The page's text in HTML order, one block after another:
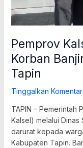
Pemprov
Korban
Tapin
Tinggalkan Komentar
TAPIN – Pemerintah
Kalsel) melalui
darurat kepada
Kabupaten Tapin.